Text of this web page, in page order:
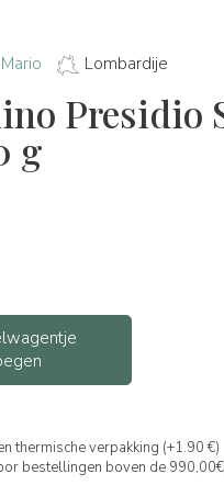
Lombardije
Presidio
g
thermische verpakking (+1.90 €)
bestellingen boven de